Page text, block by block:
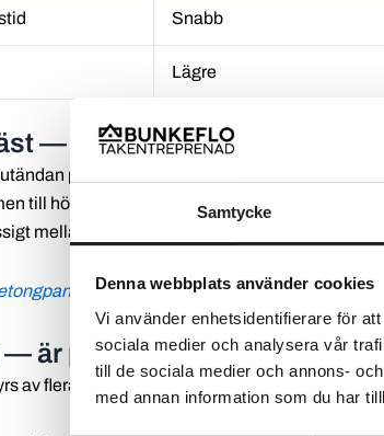
Samtycke
Denna webbplats använder cookies
Vi använder enhetsidentifierare för
sociala medier och analysera vår
till de sociala medier och annons-
med annan information som du har
Snabb
Lägre
— tegeltak, plåttak eller
på budget, husets konstruktion och vad
till högst kostnad. Plåttak är lätt, hållbart och
mellan de två och erbjuder god hållbarhet
och dess hållbarhet
är plåttak dyrare än tegel?
av flera faktorer: